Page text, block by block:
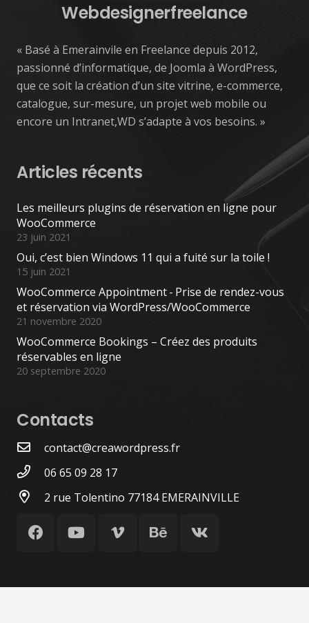
Webdesignerfreelance
« Basé à Emerainvile en Freelance depuis 2012,
passionné d’informatique, de Joomla à WordPress,
que ce soit la création d’un site vitrine, e-commerce,
catalogue, sur-mesure, un projet web mobile ou
encore un Intranet,WD s’adapte à vos besoins. »
Articles récents
Les meilleurs plugins de réservation en ligne pour
WooCommerce
23 juin 2021
Oui, c’est bien Windows 11 qui a fuité sur la toile !
15 juin 2021
WooCommerce Appointment - Prise de rendez-vous
et réservation via WordPress/WooCommerce
21 novembre 2020
WooCommerce Bookings – Créez des produits
réservables en ligne
20 septembre 2020
Contacts
contact@creawordpress.fr
06 65 09 28 17
2 rue Tolentino 77184 EMERAINVILLE